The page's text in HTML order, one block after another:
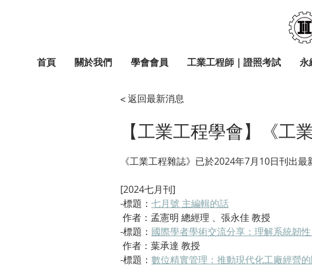
首頁 關於我們 學會會員 工業工程師｜證照考試 永
< 返回最新消息
【工業工程學會】《工
《工業工程雜誌》已於2024年7月10日刊出
[2024七月刊]
-標題： 七月號 主編輯的話
作者：孟憲明 總經理 、張永佳 教授
-標題： 國際學者學術交流分享：理解系統韌
作者：葉承達 教授
-標題： 數位精實管理：推動現代化工廠經營